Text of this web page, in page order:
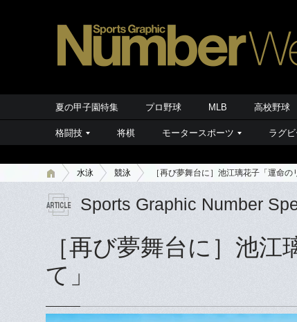
夏の甲子園特集 プロ野球 MLB 高校野球
格闘技 将棋 モータースポーツ ラグビ
水泳 競泳 ［再び夢舞台に］池江璃花子「運命の
Sports Graphic Number
［再び夢舞台に］池
て」